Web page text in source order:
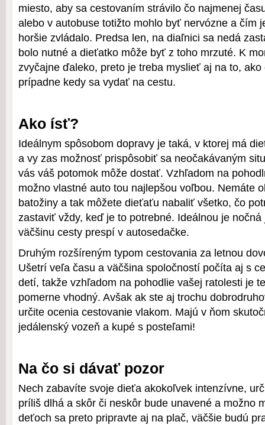
miesto, aby sa cestovaním strávilo čo najmenej
alebo v autobuse totižto mohlo byť nervózne a čím
horšie zvládalo. Predsa len, na diaľnici sa nedá
bolo nutné a dieťatko môže byť z toho mrzuté. K
zvyčajne ďaleko, preto je treba myslieť aj na to,
prípadne kedy sa vydať na cestu.
Ako ísť?
Ideálnym spôsobom dopravy je taká, v ktorej má
a vy zas možnosť prispôsobiť sa neočakávaným
vás váš potomok môže dostať. Vzhľadom na
možno vlastné auto tou najlepšou voľbou. Nemáte
batožiny a tak môžete dieťaťu nabaliť všetko, čo
zastaviť vždy, keď je to potrebné. Ideálnou je
väčšinu cesty prespí v autosedačke.
Druhým rozšíreným typom cestovania za letnou
Ušetrí veľa času a väčšina spoločností počíta aj s
detí, takže vzhľadom na pohodlie vašej ratolesti je
pomerne vhodný. Avšak ak ste aj trochu
určite ocenia cestovanie vlakom. Majú v ňom
jedálenský vozeň a kupé s posteľami!
Na čo si dávať pozor
Nech zabavíte svoje dieťa akokoľvek intenzívne,
príliš dlhá a skôr či neskôr bude unavené a možno
deťoch sa preto pripravte aj na plač, väčšie budú